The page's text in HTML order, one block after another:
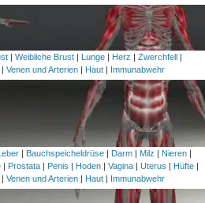
|Weibliche Brust Lunge Herz |Zwerchfell
Venen und Arterien| Haut| Immunabwehr
| Bauchspeicheldrüse | Darm | Milz | Nieren |
| Prostata | Penis | Hoden |Vagina |Uterus | Hüfte |
Venen und Arterien| Haut| Immunabwehr